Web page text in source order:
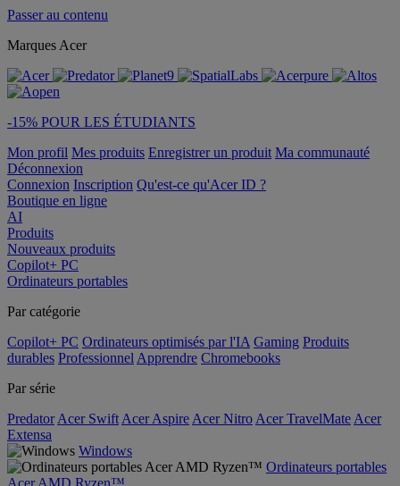
Passer au contenu
Marques Acer
-15% POUR LES ÉTUDIANTS
Mon profil Mes produits Enregistrer un produit Ma communauté
Déconnexion
Connexion Inscription Qu'est-ce qu'Acer ID ?
Boutique en ligne
AI
Produits
Nouveaux produits
Copilot+ PC
Ordinateurs portables
Par catégorie
Copilot+ PC Ordinateurs optimisés par l'IA Gaming Produits
durables Professionnel Apprendre Chromebooks
Par série
Predator Acer Swift Acer Aspire Acer Nitro Acer TravelMate Acer
Extensa
Windows
Ordinateurs portables
Acer AMD Ryzen™